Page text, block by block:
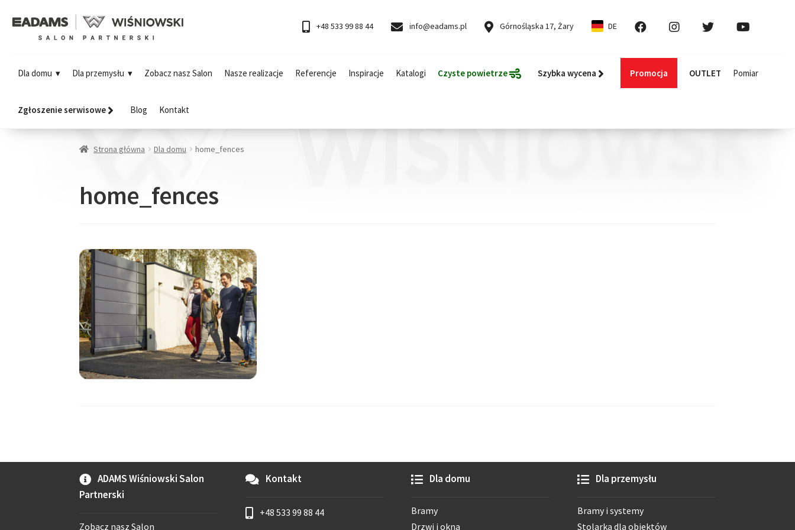
+48 533 99 88 44 info@eadams.pl Górnośląska 17, Żary DE
Dla domu Dla przemysłu Zobacz nasz Salon Nasze realizacje Referencje Inspiracje Katalogi Czyste powietrze Szybka wycena Promocja OUTLET Pomiar
Zgłoszenie serwisowe Blog Kontakt
Strona główna Dla domu home_fences
home_fences
ADAMS Wiśniowski Salon
Partnerski
Zobacz nasz Salon
Kontakt
+48 533 99 88 44
Dla domu
Bramy
Drzwi i okna
Dla przemysłu
Bramy i systemy
Stolarka dla obiektów